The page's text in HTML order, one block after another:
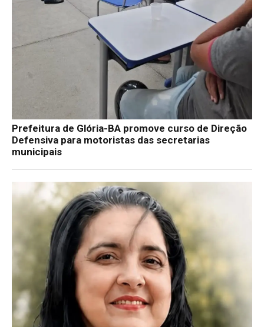
Prefeitura de Glória-BA promove curso de Direção
Defensiva para motoristas das secretarias
municipais